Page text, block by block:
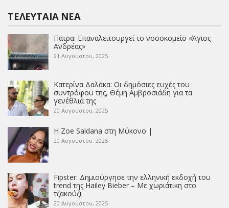
ΤΕΛΕΥΤΑΊΑ ΝΈΑ
Πάτρα: Επαναλειτουργεί το νοσοκομείο «Άγιος
Ανδρέας»
21 Αυγούστου, 2025
Κατερίνα Δαλάκα: Οι δημόσιες ευχές του
συντρόφου της, Θέμη Αμβροσιάδη για τα
γενέθλιά της
20 Αυγούστου, 2025
Η Zoe Saldana στη Μύκονο |
20 Αυγούστου, 2025
Fipster: Δημιούργησε την ελληνική εκδοχή του
trend της Hailey Bieber – Με χωριάτικη στο
τζακούζι
20 Αυγούστου, 2025